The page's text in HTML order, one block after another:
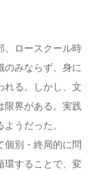
、ロースクール時
のみならず、身に
れる。しかし、文
限界がある。実践
うだった。
別・終局的に問
環することで、変